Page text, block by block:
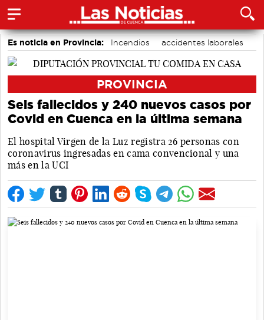
Es noticia en Provincia: Incendios
accidentes laborales
Medio Ambiente
PROVINCIA
Seis fallecidos y 240 nuevos casos por
Covid en Cuenca en la última semana
El hospital Virgen de la Luz registra 26 personas con
coronavirus ingresadas en cama convencional y una
más en la UCI